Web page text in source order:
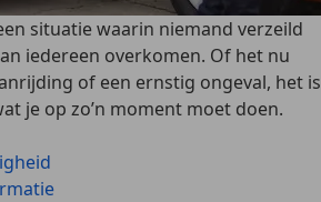
situatie waarin niemand verzeild
iedereen overkomen. Of het nu
of een ernstig ongeval, het is
je op zo’n moment moet doen.